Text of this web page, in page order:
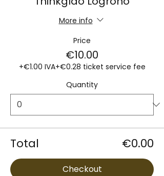
More info
Price
€10.00
+€1.00 IVA+€0.28 ticket service fee
Quantity
Total €0.00
Checkout